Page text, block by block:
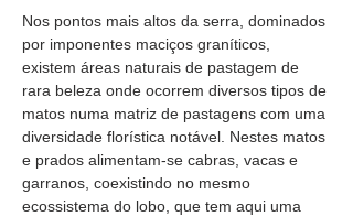
Nos pontos mais altos da serra, dominados
por imponentes maciços graníticos,
existem áreas naturais de pastagem de
rara beleza onde ocorrem diversos tipos de
matos numa matriz de pastagens com uma
diversidade florística notável. Nestes matos
e prados alimentam-se cabras, vacas e
garranos, coexistindo no mesmo
ecossistema do lobo, que tem aqui uma